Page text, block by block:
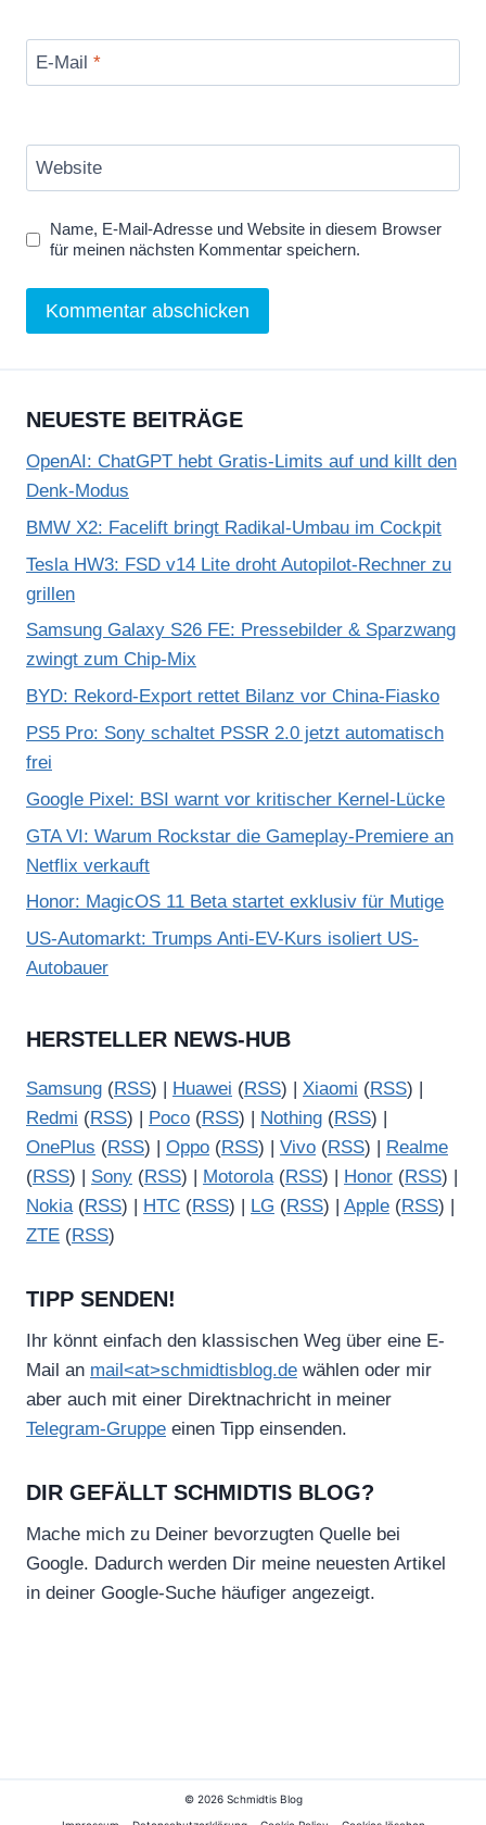
E-Mail *
Website
Name, E-Mail-Adresse und Website in diesem Browser
für meinen nächsten Kommentar speichern.
NEUESTE BEITRÄGE
OpenAI: ChatGPT hebt Gratis-Limits auf und killt den
Denk-Modus
BMW X2: Facelift bringt Radikal-Umbau im Cockpit
Tesla HW3: FSD v14 Lite droht Autopilot-Rechner zu
grillen
Samsung Galaxy S26 FE: Pressebilder & Sparzwang
zwingt zum Chip-Mix
BYD: Rekord-Export rettet Bilanz vor China-Fiasko
PS5 Pro: Sony schaltet PSSR 2.0 jetzt automatisch
frei
Google Pixel: BSI warnt vor kritischer Kernel-Lücke
GTA VI: Warum Rockstar die Gameplay-Premiere an
Netflix verkauft
Honor: MagicOS 11 Beta startet exklusiv für Mutige
US-Automarkt: Trumps Anti-EV-Kurs isoliert US-
Autobauer
HERSTELLER NEWS-HUB
Samsung (RSS) | Huawei (RSS) | Xiaomi (RSS) |
Redmi (RSS) | Poco (RSS) | Nothing (RSS) |
OnePlus (RSS) | Oppo (RSS) | Vivo (RSS) | Realme
(RSS) | Sony (RSS) | Motorola(RSS) | Honor (RSS) |
Nokia(RSS) | HTC (RSS) | LG (RSS) | Apple (RSS) |
ZTE (RSS)
TIPP SENDEN!
Ihr könnt einfach den klassischen Weg über eine E-
Mail an mail<at>schmidtisblog.de wählen oder mir
aber auch mit einer Direktnachricht in meiner
Telegram-Gruppe einen Tipp einsenden.
DIR GEFÄLLT SCHMIDTIS BLOG?
Mache mich zu Deiner bevorzugten Quelle bei
Google. Dadurch werden Dir meine neuesten Artikel
in deiner Google-Suche häufiger angezeigt.
© 2026 Schmidtis Blog